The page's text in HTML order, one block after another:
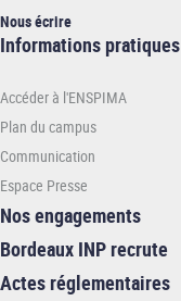
Nous écrire
Informations
ENSPIMA
Informations pratiques
Accéder à l'ENSPIMA
Plan du campus
Communication
Espace Presse
Nos engagements
Bordeaux INP recrute
Actes réglementaires